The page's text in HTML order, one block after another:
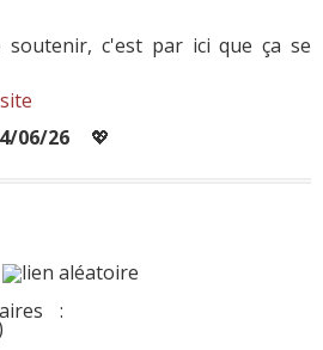
:
soutenir, c'est par ici que ça se
06/26 💖